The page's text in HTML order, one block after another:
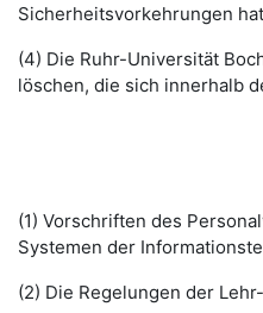
Sicherheitsvorkehrungen
(4) Die Ruhr-Universität
löschen, die sich innerhalb
(1) Vorschriften des
Systemen der
(2) Die Regelungen der